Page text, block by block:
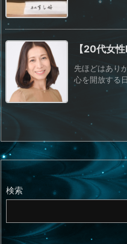
【20代女
先ほどはあり
心を開放する
検索